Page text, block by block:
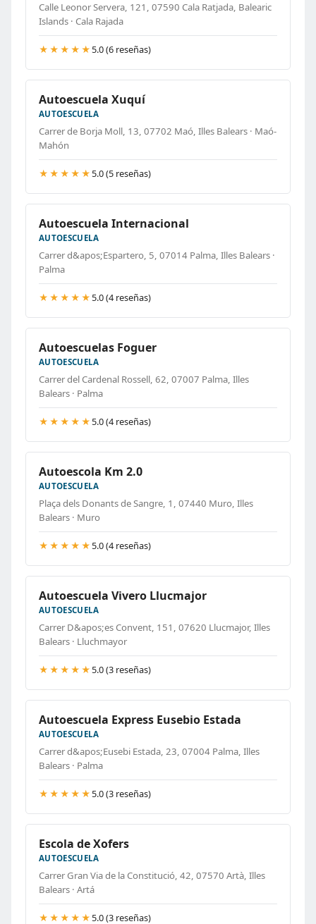
Calle Leonor Servera, 121, 07590 Cala Ratjada, Balearic
Islands · Cala Rajada
★★★★★ 5.0 (6 reseñas)
Autoescuela Xuquí
AUTOESCUELA
Carrer de Borja Moll, 13, 07702 Maó, Illes Balears · Maó-
Mahón
★★★★★ 5.0 (5 reseñas)
Autoescuela Internacional
AUTOESCUELA
Carrer d&apos;Espartero, 5, 07014 Palma, Illes Balears ·
Palma
★★★★★ 5.0 (4 reseñas)
Autoescuelas Foguer
AUTOESCUELA
Carrer del Cardenal Rossell, 62, 07007 Palma, Illes
Balears · Palma
★★★★★ 5.0 (4 reseñas)
Autoescola Km 2.0
AUTOESCUELA
Plaça dels Donants de Sangre, 1, 07440 Muro, Illes
Balears · Muro
★★★★★ 5.0 (4 reseñas)
Autoescuela Vivero Llucmajor
AUTOESCUELA
Carrer D&apos;es Convent, 151, 07620 Llucmajor, Illes
Balears · Lluchmayor
★★★★★ 5.0 (3 reseñas)
Autoescuela Express Eusebio Estada
AUTOESCUELA
Carrer d&apos;Eusebi Estada, 23, 07004 Palma, Illes
Balears · Palma
★★★★★ 5.0 (3 reseñas)
Escola de Xofers
AUTOESCUELA
Carrer Gran Via de la Constitució, 42, 07570 Artà, Illes
Balears · Artá
★★★★★ 5.0 (3 reseñas)